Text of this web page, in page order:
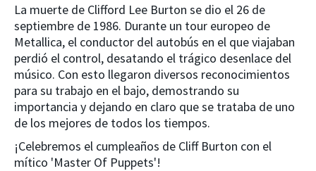
La muerte de Clifford Lee Burton se dio el 26 de
septiembre de 1986. Durante un tour europeo de
Metallica, el conductor del autobús en el que viajaban
perdió el control, desatando el trágico desenlace del
músico. Con esto llegaron diversos reconocimientos
para su trabajo en el bajo, demostrando su
importancia y dejando en claro que se trataba de uno
de los mejores de todos los tiempos.
¡Celebremos el cumpleaños de Cliff Burton con el
mítico 'Master Of Puppets'!